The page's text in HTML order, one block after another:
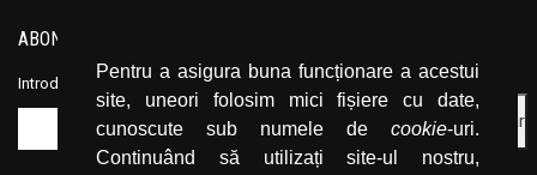
Pentru a asigura buna funcționare a acestui
site, uneori folosim mici fișiere cu date,
cunoscute sub numele de cookie-uri.
Continuând să utilizați site-ul nostru,
ABONEAZĂ-TE LA NEWSLETTER
Introduceți adresa dvs. de email și dați click pe butonul de abonare.